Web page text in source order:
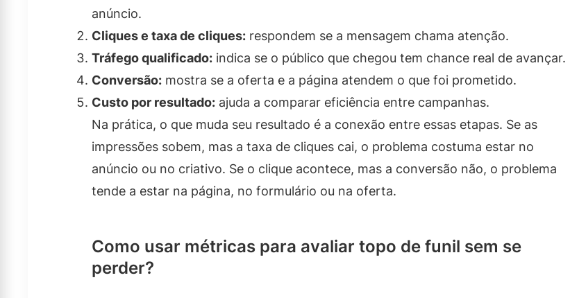
anúncio.
Cliques e taxa de cliques: respondem se a mensagem chama atenção.
Tráfego qualificado: indica se o público que chegou tem chance real de avançar.
Conversão: mostra se a oferta e a página atendem o que foi prometido.
Custo por resultado: ajuda a comparar eficiência entre campanhas.
Na prática, o que muda seu resultado é a conexão entre essas etapas. Se as
impressões sobem, mas a taxa de cliques cai, o problema costuma estar no
anúncio ou no criativo. Se o clique acontece, mas a conversão não, o problema
tende a estar na página, no formulário ou na oferta.
Como usar métricas para avaliar topo de funil sem se
perder?